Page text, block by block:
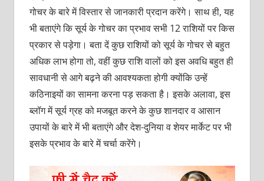
गोचर के बारे में विस्तार से जानकारी प्रदान करेंगे। साथ ही, यह
भी बताएंगे कि सूर्य के गोचर का प्रभाव सभी 12 राशियों पर किस
प्रकार से पड़ेगा। बता दें कुछ राशियों को सूर्य के गोचर से बहुत
अधिक लाभ होगा तो, वहीं कुछ राशि वालों को इस अवधि बहुत ही
सावधानी से आगे बढ़ने की आवश्यकता होगी क्योंकि उन्हें
कठिनाइयों का सामना करना पड़ सकता है। इसके अलावा, इस
ब्लॉग में सूर्य ग्रह को मजबूत करने के कुछ शानदार व आसान
उपायों के बारे में भी बताएंगे और देश-दुनिया व शेयर मार्केट पर भी
इसके प्रभाव के बारे में चर्चा करेंगे।